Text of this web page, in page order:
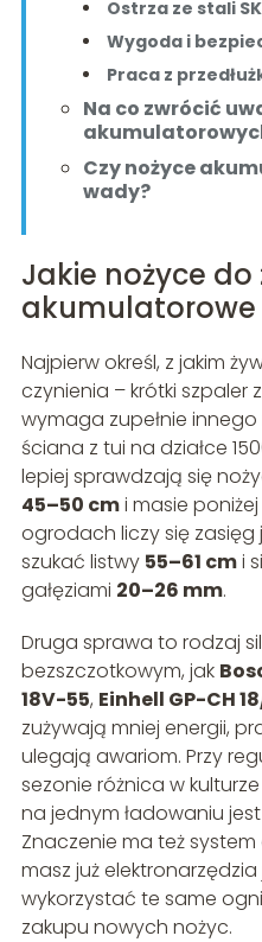
Ostrza ze stali
Wygoda i
Praca z
Na co zwrócić
Czy nożyce
wady?
Jakie nożyce do
akumulatorowe
Najpierw określ, z jakim
czynienia – krótki szpaler
wymaga zupełnie
ściana z tui na działce
lepiej sprawdzają się
45–50 cmi masie poniżej
ogrodach liczy się
szukać listwy 55–61 cmi
gałęziami 20–26 mm.
Druga sprawa to rodzaj
bezszczotkowym, jak
18V-55, Einhell GP-CH
zużywają mniej energii,
ulegają awariom. Przy
sezonie różnica w
na jednym ładowaniu
Znaczenie ma też
masz już
wykorzystać te same
zakupu nowych nożyc.